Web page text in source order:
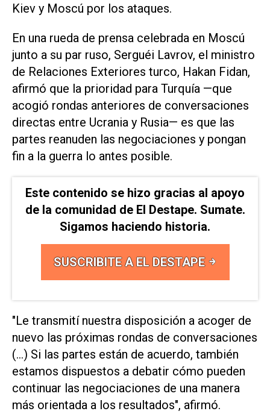
Kiev y Moscú por ⁠los ataques.
En una rueda de prensa celebrada ​en Moscú
junto a su ‌par ruso, Serguéi Lavrov, el ‌ministro
de Relaciones Exteriores turco, Hakan Fidan,
⁠afirmó que la prioridad para Turquía —que
acogió rondas anteriores de conversaciones
directas entre Ucrania y Rusia— es que las
partes reanuden ​las negociaciones ‌y pongan
fin a la guerra lo antes posible.
Este contenido se hizo gracias al apoyo
de la comunidad de El Destape. Sumate.
Sigamos haciendo historia.
SUSCRIBITE A EL DESTAPE
"Le transmití nuestra disposición a acoger de
nuevo las próximas rondas de conversaciones
(...) Si las partes están de ⁠acuerdo, también
estamos dispuestos a debatir cómo pueden
continuar las negociaciones de una manera
más orientada a los resultados", afirmó.